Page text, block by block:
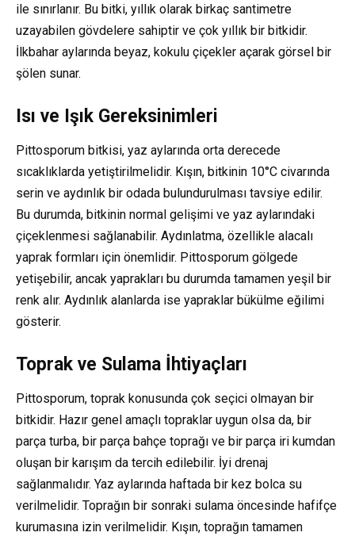
ile sınırlanır. Bu bitki, yıllık olarak birkaç santimetre
uzayabilen gövdelere sahiptir ve çok yıllık bir bitkidir.
İlkbahar aylarında beyaz, kokulu çiçekler açarak görsel bir
şölen sunar.
Isı ve Işık Gereksinimleri
Pittosporum bitkisi, yaz aylarında orta derecede
sıcaklıklarda yetiştirilmelidir. Kışın, bitkinin 10°C civarında
serin ve aydınlık bir odada bulundurulması tavsiye edilir.
Bu durumda, bitkinin normal gelişimi ve yaz aylarındaki
çiçeklenmesi sağlanabilir. Aydınlatma, özellikle alacalı
yaprak formları için önemlidir. Pittosporum gölgede
yetişebilir, ancak yaprakları bu durumda tamamen yeşil bir
renk alır. Aydınlık alanlarda ise yapraklar bükülme eğilimi
gösterir.
Toprak ve Sulama İhtiyaçları
Pittosporum, toprak konusunda çok seçici olmayan bir
bitkidir. Hazır genel amaçlı topraklar uygun olsa da, bir
parça turba, bir parça bahçe toprağı ve bir parça iri kumdan
oluşan bir karışım da tercih edilebilir. İyi drenaj
sağlanmalıdır. Yaz aylarında haftada bir kez bolca su
verilmelidir. Toprağın bir sonraki sulama öncesinde hafifçe
kurumasına izin verilmelidir. Kışın, toprağın tamamen